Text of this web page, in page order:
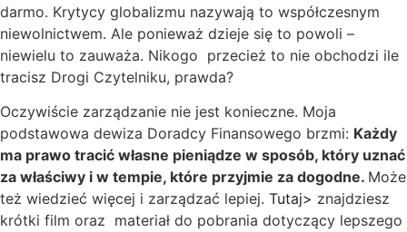
darmo. Krytycy globalizmu nazywają to współczesnym
niewolnictwem. Ale ponieważ dzieje się to powoli –
niewielu to zauważa. Nikogo przecież to nie obchodzi ile
tracisz Drogi Czytelniku, prawda?
Oczywiście zarządzanie nie jest konieczne. Moja
podstawowa dewiza Doradcy Finansowego brzmi: Każdy
ma prawo tracić własne pieniądze w sposób, który uznać
za właściwy i w tempie, które przyjmie za dogodne. Może
też wiedzieć więcej i zarządzać lepiej. Tutaj> znajdziesz
krótki film oraz materiał do pobrania dotyczący lepszego